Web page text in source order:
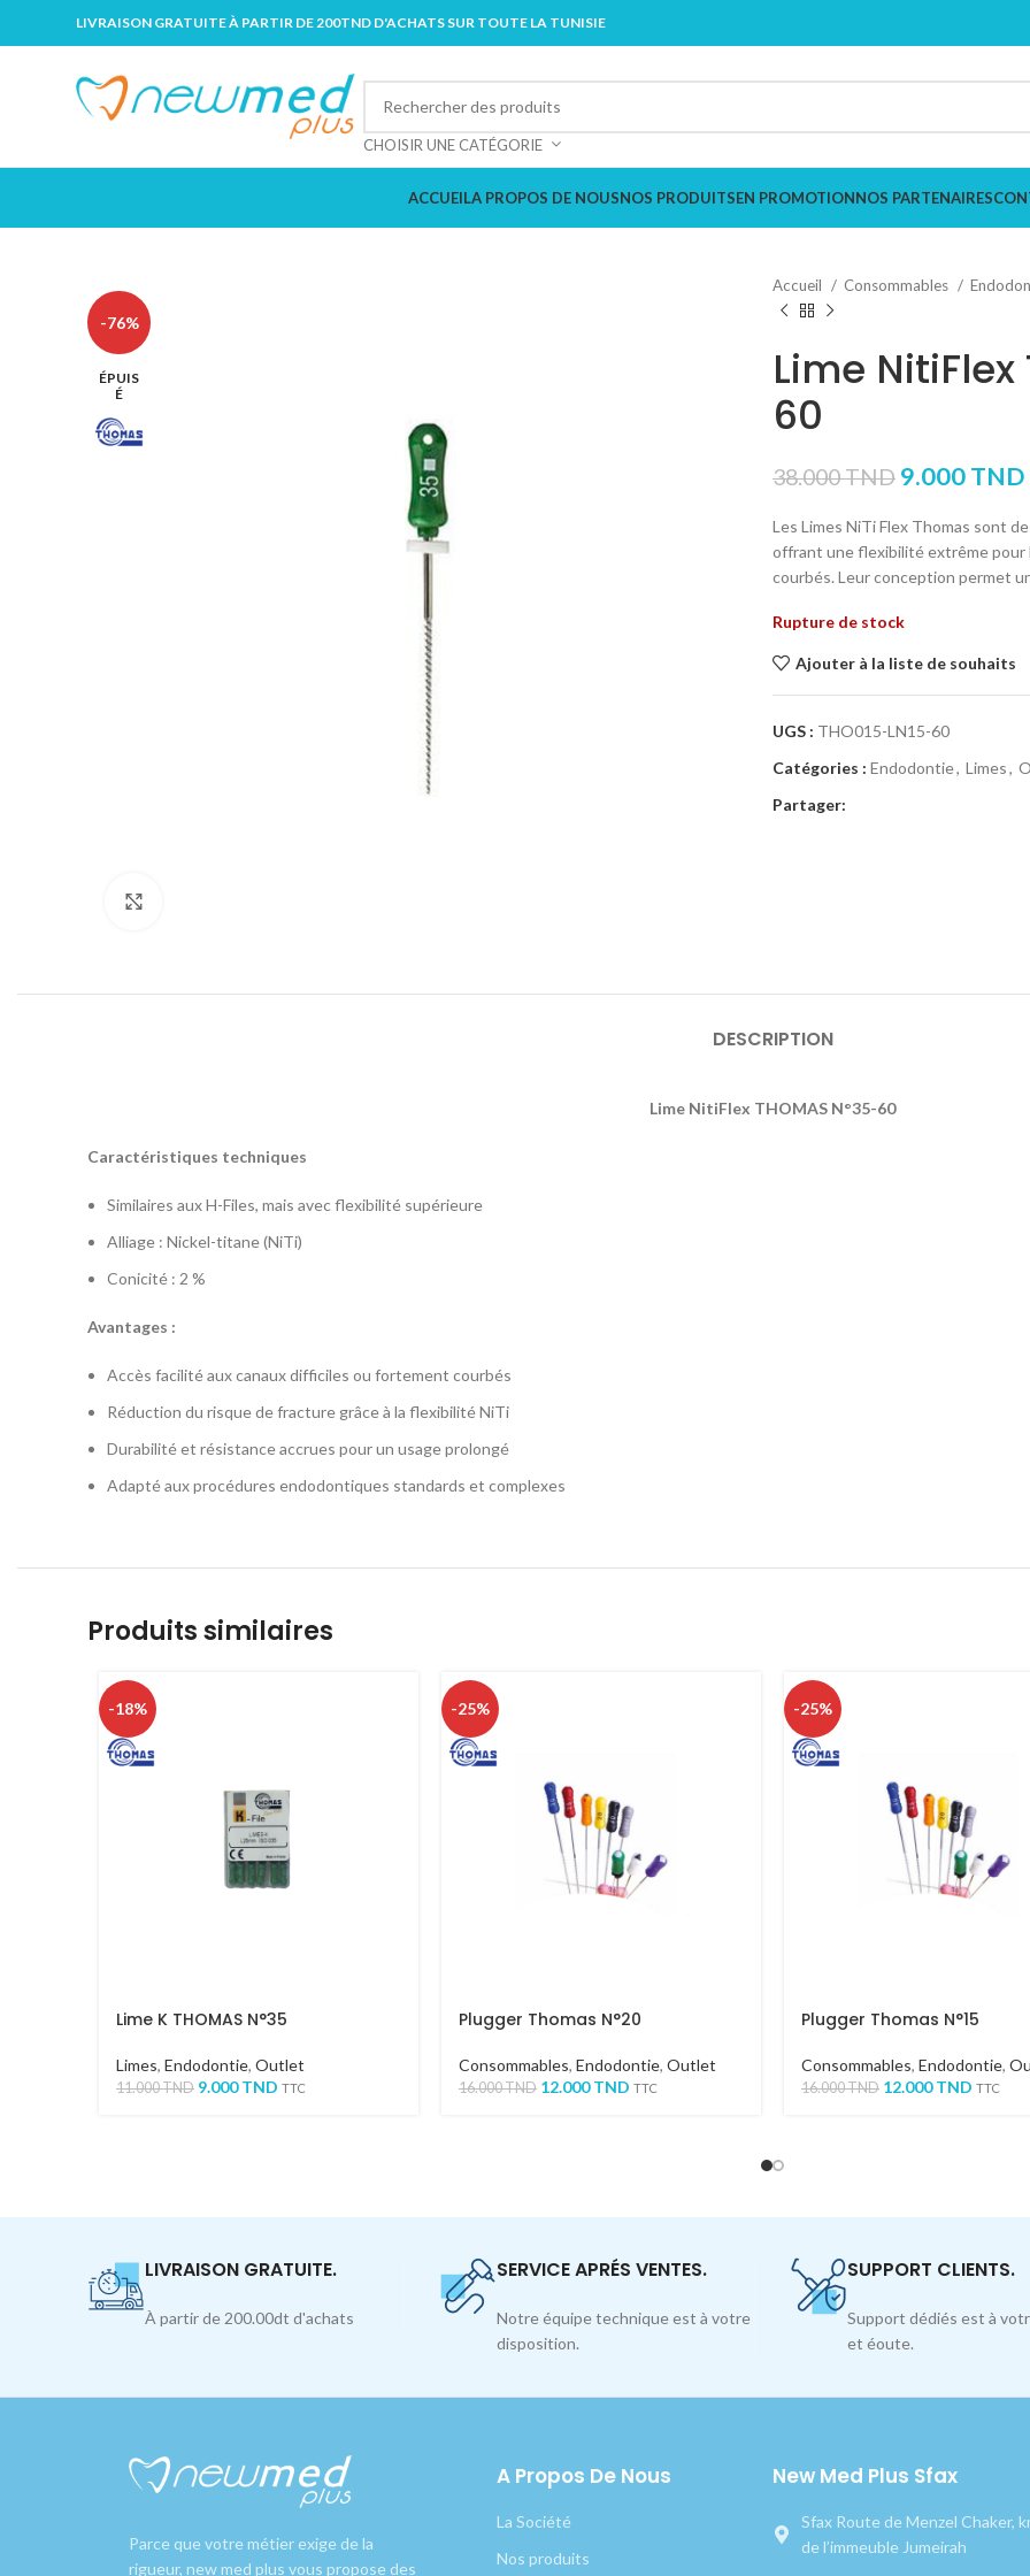
LIVRAISON GRATUITE À PARTIR DE 200TND D'ACHATS SUR TOUTE LA TUNISIE
CHOISIR UNE CATÉGORIE
ACCUEILA PROPOS DE NOUSNOS PRODUITSEN PROMOTIONNOS PARTENAIRES
-76%
ÉPUIS
É
Accueil Consommables
Lime NitiFlex
60
38.000TND 9.000TND
Les Limes NiTi Flex Thomas sont
offrant une flexibilité extrême pour
courbés. Leur conception permet
Rupture de stock
Ajouter à la liste de souhaits
UGS : THO015-LN15-60
Catégories : Endodontie, Limes,
Partager:
DESCRIPTION
Lime NitiFlex THOMAS N°35-60
Caractéristiques techniques
Similaires aux H-Files, mais avec flexibilité supérieure
Alliage : Nickel-titane (NiTi)
Conicité : 2 %
Avantages :
Accès facilité aux canaux difficiles ou fortement courbés
Réduction du risque de fracture grâce à la flexibilité NiTi
Durabilité et résistance accrues pour un usage prolongé
Adapté aux procédures endodontiques standards et complexes
Produits similaires
-18%
Lime K THOMAS N°35
Limes, Endodontie, Outlet
11.000TND 9.000TND TTC
-25%
Plugger Thomas N°20
Consommables, Endodontie, Outlet
16.000TND 12.000TND TTC
-25%
Plugger Thomas N°15
Consommables, Endodontie,
16.000TND 12.000TND TTC
LIVRAISON GRATUITE.
À partir de 200.00dt d'achats
SERVICE APRÉS VENTES.
Notre équipe technique est à votre
disposition.
SUPPORT CLIENTS.
Support dédiés est à
et éoute.
Parce que votre métier exige de la
rigueur, new med plus vous propose des
A Propos De Nous
La Société
Nos produits
New Med Plus Sfax
Sfax Route de Menzel Chaker,
de l’immeuble Jumeirah